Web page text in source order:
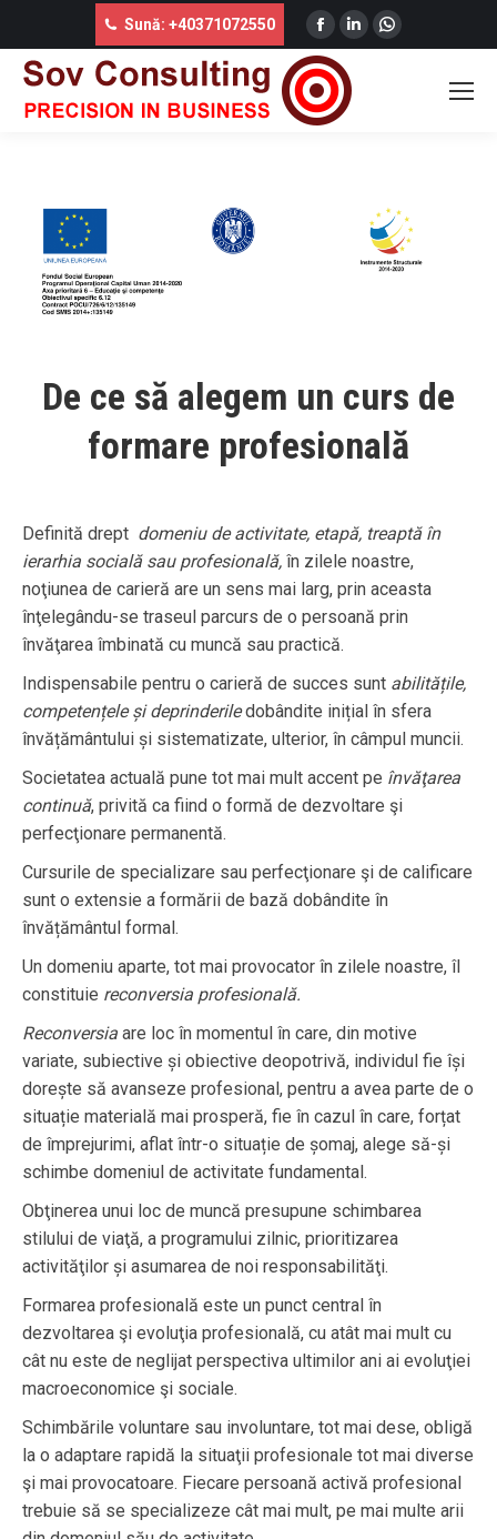
Sună: +40371072550
Facebook
page
opens
in
Linkedin
page
Whatsapp
page
DE CE SĂ ALEGEM UN CURS DE FORMARE
PROFESIONALĂ
You are here:
De ce să alegem un curs de
formare profesională
Definită drept domeniu de activitate, etapă, treaptă în
ierarhia socială sau profesională, în zilele noastre,
noţiunea de carieră are un sens mai larg, prin aceasta
înţelegându-se traseul parcurs de o persoană prin
învăţarea îmbinată cu muncă sau practică.
Indispensabile pentru o carieră de succes sunt abilitățile,
competențele și deprinderiledobândite inițial în sfera
învățământului și sistematizate, ulterior, în câmpul muncii.
Societatea actuală pune tot mai mult accent pe învăţarea
continuă, privită ca fiind o formă de dezvoltare şi
perfecţionare permanentă.
Cursurile de specializare sau perfecţionare şi de calificare
sunt o extensie a formării de bază dobândite în
învățământul formal.
Un domeniu aparte, tot mai provocator în zilele noastre, îl
constituie reconversia profesională.
Reconversia are loc în momentul în care, din motive
variate, subiective și obiective deopotrivă, individul fie își
dorește să avanseze profesional, pentru a avea parte de o
situație materială mai prosperă, fie în cazul în care, forțat
de împrejurimi, aflat într-o situație de șomaj, alege să-și
schimbe domeniul de activitate fundamental.
Obţinerea unui loc de muncă presupune schimbarea
stilului de viaţă, a programului zilnic, prioritizarea
activităţilor și asumarea de noi responsabilităţi.
Formarea profesională este un punct central în
dezvoltarea şi evoluţia profesională, cu atât mai mult cu
cât nu este de neglijat perspectiva ultimilor ani ai evoluţiei
macroeconomice şi sociale.
Schimbările voluntare sau involuntare, tot mai dese, obligă
la o adaptare rapidă la situaţii profesionale tot mai diverse
şi mai provocatoare. Fiecare persoană activă profesional
trebuie să se specializeze cât mai mult, pe mai multe arii